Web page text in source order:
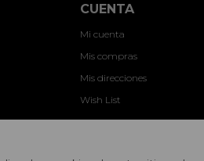
CUENTA
Mi cuenta
Mis compras
Mis direcciones
Wish List